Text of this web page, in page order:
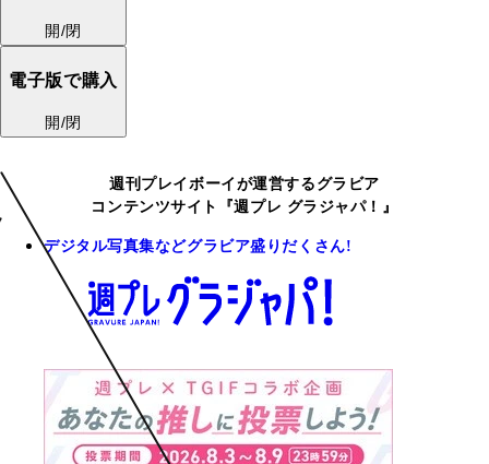
開/閉
電子版で購入
開/閉
週刊プレイボーイが運営するグラビア
コンテンツサイト『週プレ グラジャパ！』
デジタル写真集などグラビア盛りだくさん!